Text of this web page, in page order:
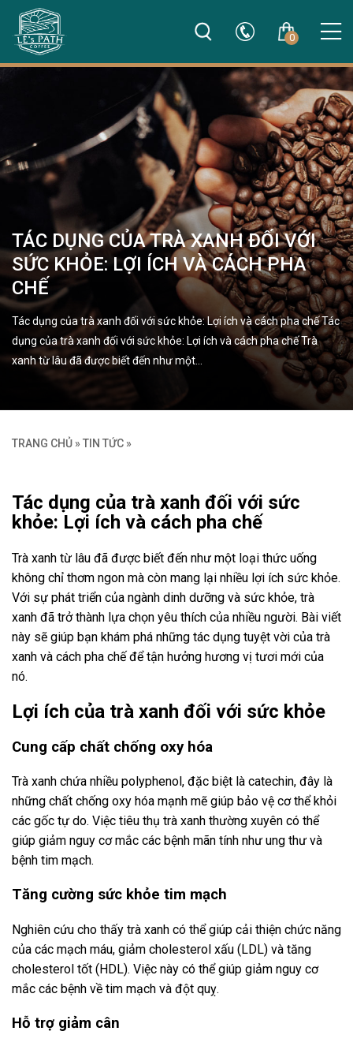
0
TÁC DỤNG CỦA TRÀ XANH ĐỐI VỚI
SỨC KHỎE: LỢI ÍCH VÀ CÁCH PHA
CHẾ
Tác dụng của trà xanh đối với sức khỏe: Lợi ích và cách pha chế Tác
dụng của trà xanh đối với sức khỏe: Lợi ích và cách pha chế Trà
xanh từ lâu đã được biết đến như một…
TRANG CHỦ » TIN TỨC »
Tác dụng của trà xanh đối với sức
khỏe: Lợi ích và cách pha chế
Trà xanh từ lâu đã được biết đến như một loại thức uống
không chỉ thơm ngon mà còn mang lại nhiều lợi ích sức khỏe.
Với sự phát triển của ngành dinh dưỡng và sức khỏe, trà
xanh đã trở thành lựa chọn yêu thích của nhiều người. Bài viết
này sẽ giúp bạn khám phá những tác dụng tuyệt vời của trà
xanh và cách pha chế để tận hưởng hương vị tươi mới của
nó.
Lợi ích của trà xanh đối với sức khỏe
Cung cấp chất chống oxy hóa
Trà xanh chứa nhiều polyphenol, đặc biệt là catechin, đây là
những chất chống oxy hóa mạnh mẽ giúp bảo vệ cơ thể khỏi
các gốc tự do. Việc tiêu thụ trà xanh thường xuyên có thể
giúp giảm nguy cơ mắc các bệnh mãn tính như ung thư và
bệnh tim mạch.
Tăng cường sức khỏe tim mạch
Nghiên cứu cho thấy trà xanh có thể giúp cải thiện chức năng
của các mạch máu, giảm cholesterol xấu (LDL) và tăng
cholesterol tốt (HDL). Việc này có thể giúp giảm nguy cơ
mắc các bệnh về tim mạch và đột quỵ.
Hỗ trợ giảm cân